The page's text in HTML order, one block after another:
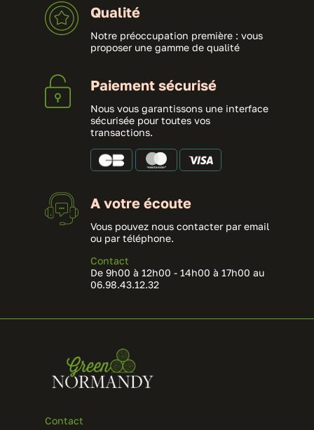
Qualité
Notre préoccupation première : vous
proposer une gamme de qualité
Paiement sécurisé
Nous vous garantissons une interface
sécurisée pour toutes vos
transactions.
A votre écoute
Vous pouvez nous contacter par email
ou par téléphone.
Contact
De 9h00 à 12h00 - 14h00 à 17h00 au
06.98.43.12.32
Contact